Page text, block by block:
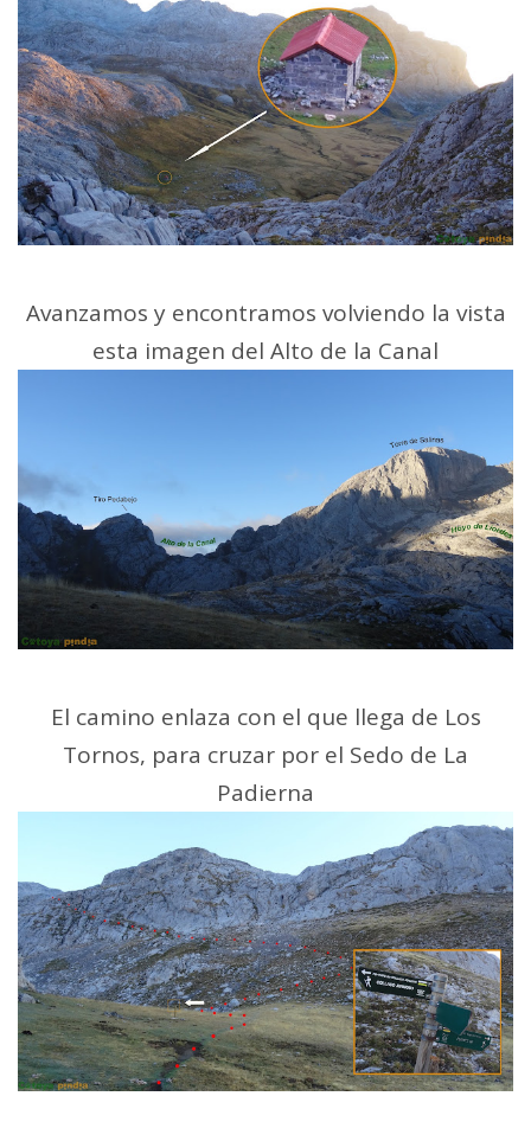
Avanzamos y encontramos volviendo la vista
esta imagen del Alto de la Canal
El camino enlaza con el que llega de Los
Tornos, para cruzar por el Sedo de La
Padierna